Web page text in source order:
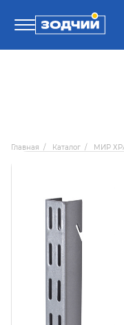
8 (4242) 30-00-72
Главная / Каталог / МИР